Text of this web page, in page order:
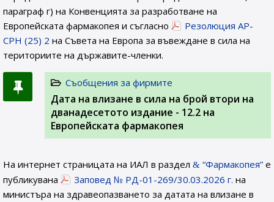
параграф г) на Конвенцията за разработване на
Европейската фармакопея и съгласно
Резолюция AP-
CPH (25) 2 на Съвета на Европа за въвеждане в сила на
териториите на държавите-членки.
Съобщения за фирмите
Дата на влизане в сила на брой втори на
дванадесетото издание - 12.2 на
Европейската фармакопея
На интернет страницата на ИАЛ в раздел “Фармакопея” е
публикувана
Заповед № РД-01-269/30.03.2026 г. на
министъра на здравеопазването за датата на влизане в